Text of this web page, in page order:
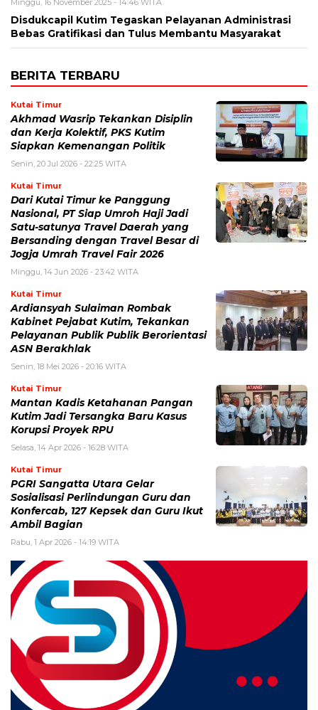
Minggu, 16 November 2025 - 14:46 WITA
Disdukcapil Kutim Tegaskan Pelayanan Administrasi
Bebas Gratifikasi dan Tulus Membantu Masyarakat
BERITA TERBARU
Kutai Timur
Akhmad Wasrip Tekankan Disiplin
dan Kerja Kolektif, PKS Kutim
Siapkan Kemenangan Politik
Senin, 20 Jul 2026 - 22:25 WITA
Kutai Timur
Dari Kutai Timur ke Panggung
Nasional, PT Siap Umroh Haji Jadi
Satu-satunya Travel Daerah yang
Bersanding dengan Travel Besar di
Jogja Umrah Travel Fair 2026
Minggu, 14 Jun 2026 - 23:42 WITA
Kutai Timur
Ardiansyah Sulaiman Rombak
Kabinet Pejabat Kutim, Tekankan
Pelayanan Publik Publik Berorientasi
ASN Berakhlak
Senin, 18 Mei 2026 - 20:16 WITA
Kutai Timur
Mantan Kadis Ketahanan Pangan
Kutim Jadi Tersangka Baru Kasus
Korupsi Proyek RPU
Selasa, 14 Apr 2026 - 16:28 WITA
Kutai Timur
PGRI Sangatta Utara Gelar
Sosialisasi Perlindungan Guru dan
Konfercab, 127 Kepsek dan Guru Ikut
Ambil Bagian
Rabu, 1 Apr 2026 - 14:19 WITA